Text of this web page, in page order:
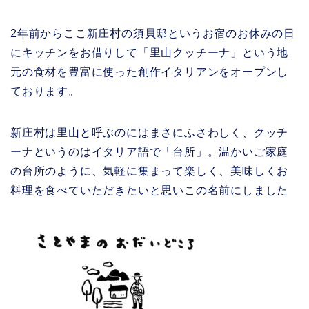
2年前からここ新庄村の須貝邸というお宿のお休みの日
にキッチンをお借りして「里山クッチーナ」という地
元の食材を豊富に使った創作イタリアンをオープンし
ております。
新庄村は里山と呼ぶのにはまさにふさわしく、クッチ
ーナというのはイタリア語で「台所」。温かいご家庭
の台所のように、気軽に集まって楽しく、美味しくお
料理を食べていただきたいと思いこの名前にしました